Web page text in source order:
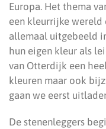
Europa. Het thema
een kleurrijke wereld
allemaal uitgebeeld
hun eigen kleur als
van Otterdijk een
kleuren maar ook
gaan we eerst
De stenenleggers